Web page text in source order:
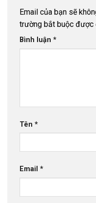
Email của bạn sẽ
trường bắt buộc được
Bình luận *
Tên *
Email *